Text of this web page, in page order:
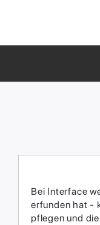
Bei Interface
erfunden hat -
pflegen und